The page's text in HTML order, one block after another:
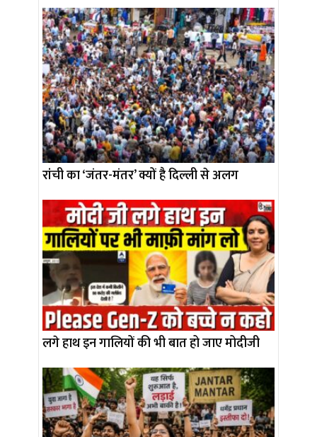
रांची का ‘जंतर-मंतर’ क्यों है दिल्ली से अलग
लगे हाथ इन गालियों की भी बात हो जाए मोदीजी